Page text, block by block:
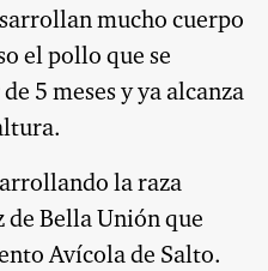
mucho cuerpo
el pollo que se
5 meses y ya alcanza
la raza
de Bella Unión que
Avícola de Salto.